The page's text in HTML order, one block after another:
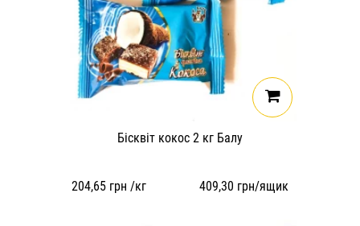
Бісквіт кокос 2 кг Балу
204,65 грн /кг 409,30 грн/ящик